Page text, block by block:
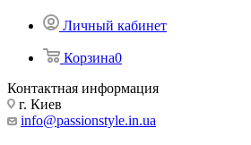
Личный кабинет
Корзина0
Контактная информация
г. Киев
info@passionstyle.in.ua